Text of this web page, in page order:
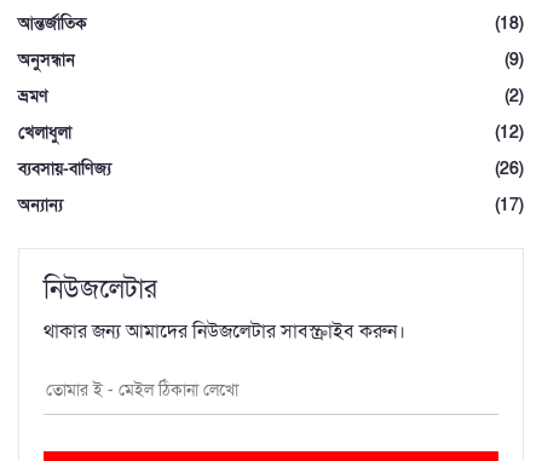
আন্তর্জাতিক
(18)
অনুসন্ধান
(9)
ভ্রমণ
(2)
খেলাধুলা
(12)
ব্যবসায়-বাণিজ্য
(26)
অন্যান্য
(17)
নিউজলেটার
থাকার জন্য আমাদের নিউজলেটার সাবস্ক্রাইব করুন।